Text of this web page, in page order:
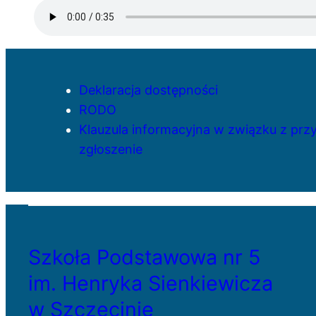
Deklaracja dostępności
RODO
Klauzula informacyjna w związku z
zgłoszenie
Szkoła Podstawowa nr 5
im. Henryka Sienkiewicza
w Szczecinie